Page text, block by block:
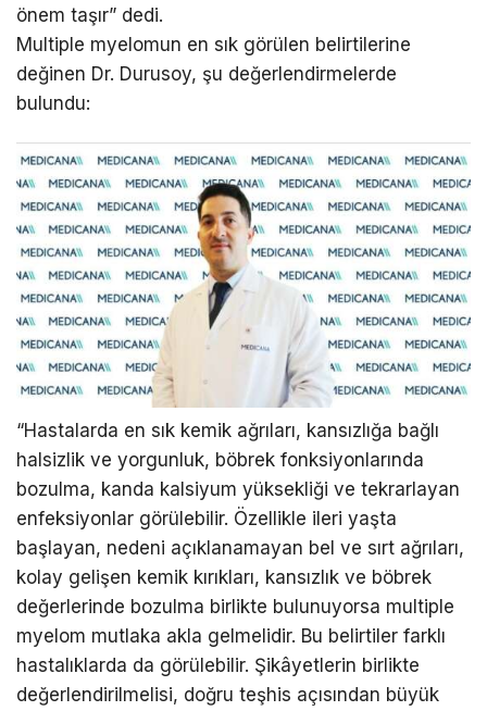
önem taşır” dedi.
Multiple myelomun en sık görülen belirtilerine
değinen Dr. Durusoy, şu değerlendirmelerde
bulundu:
“Hastalarda en sık kemik ağrıları, kansızlığa bağlı
halsizlik ve yorgunluk, böbrek fonksiyonlarında
bozulma, kanda kalsiyum yüksekliği ve tekrarlayan
enfeksiyonlar görülebilir. Özellikle ileri yaşta
başlayan, nedeni açıklanamayan bel ve sırt ağrıları,
kolay gelişen kemik kırıkları, kansızlık ve böbrek
değerlerinde bozulma birlikte bulunuyorsa multiple
myelom mutlaka akla gelmelidir. Bu belirtiler farklı
hastalıklarda da görülebilir. Şikâyetlerin birlikte
değerlendirilmelisi, doğru teşhis açısından büyük